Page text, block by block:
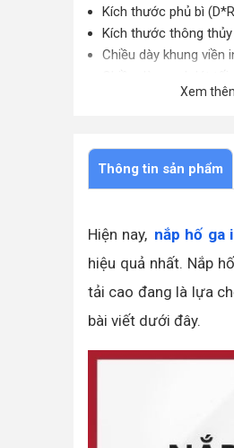
Kích thước phủ bì
Kích thước thông
Chiều dày khung viền
Cấp chống nước và
Xem
Thông tin sản phẩm
Hiện nay, nắp hố ga
hiệu quả nhất. Nắp
tải cao đang là lựa
bài viết dưới đây.